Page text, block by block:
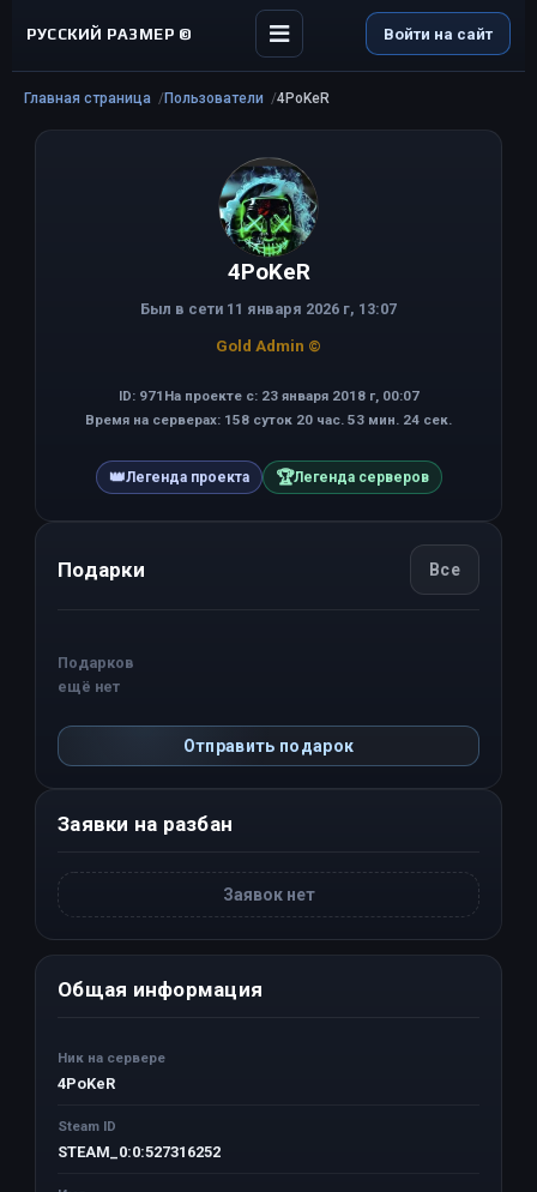
РУССКИЙ РАЗМЕР © Войти на сайт
Главная страница Пользователи 4PoKeR
4PoKeR
Был в сети 11 января 2026 г, 13:07
Gold Admin ©
ID: 971 На проекте с: 23 января 2018 г, 00:07
Время на серверах: 158 суток 20 час. 53 мин. 24 сек.
👑Легенда проекта 🏆Легенда серверов
Подарки Все
Подарков
ещё нет
Отправить подарок
Заявки на разбан
Заявок нет
Общая информация
Ник на сервере
4PoKeR
Steam ID
STEAM_0:0:527316252